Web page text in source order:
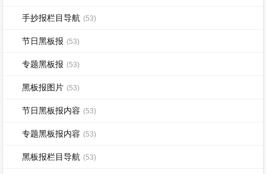
手抄报栏目导航 (53)
节日黑板报 (53)
专题黑板报 (53)
黑板报图片 (53)
节日黑板报内容 (53)
专题黑板报内容 (53)
黑板报栏目导航 (53)